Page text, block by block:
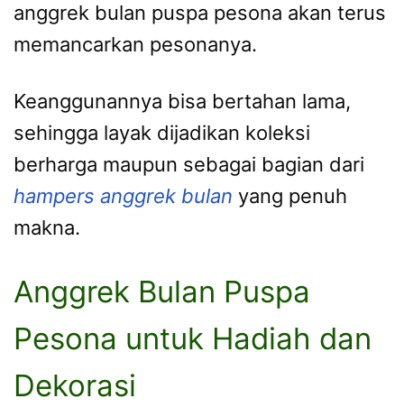
anggrek bulan puspa pesona akan terus
memancarkan pesonanya.
Keanggunannya bisa bertahan lama,
sehingga layak dijadikan koleksi
berharga maupun sebagai bagian dari
hampers anggrek bulan yang penuh
makna.
Anggrek Bulan Puspa
Pesona untuk Hadiah dan
Dekorasi